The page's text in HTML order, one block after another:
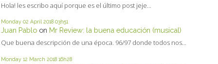
Hola! les escribo aquí porque es el último post jeje...
Monday 02 April 2018 03h51
Juan Pablo on Mr Review: la buena educación (musical)
Que buena descripción de una época. 96/97 donde todos nos...
Monday 12 March 2018 16h28